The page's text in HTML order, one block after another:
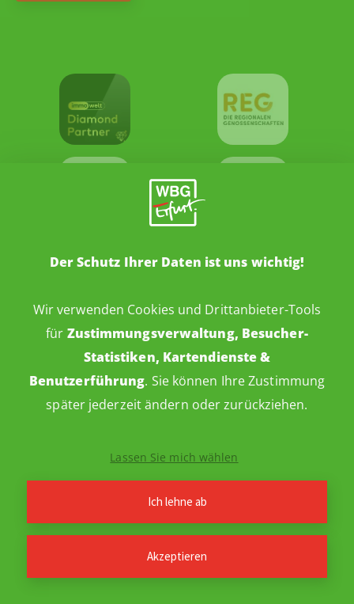
Impressum
Datenschutz
Cookie-Einstellungen
© 2026 WBG Erfurt·Webdesign: ideenwert
Der Schutz Ihrer Daten ist uns wichtig!
Wir verwenden Cookies und Drittanbieter-Tools
für Zustimmungsverwaltung, Besucher-
Statistiken, Kartendienste &
Benutzerführung. Sie können Ihre Zustimmung
später jederzeit ändern oder zurückziehen.
Lassen Sie mich wählen
Ich lehne ab
Akzeptieren